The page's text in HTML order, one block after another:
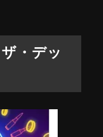
・デッ